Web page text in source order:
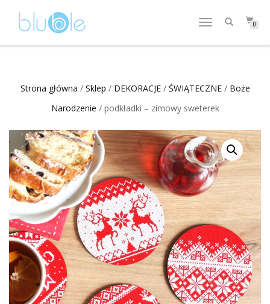
WŁĄCZ
0
Strona główna / Sklep / DEKORACJE/ ŚWIĄTECZNE/ Boże
Narodzenie / podkładki – zimowy sweterek